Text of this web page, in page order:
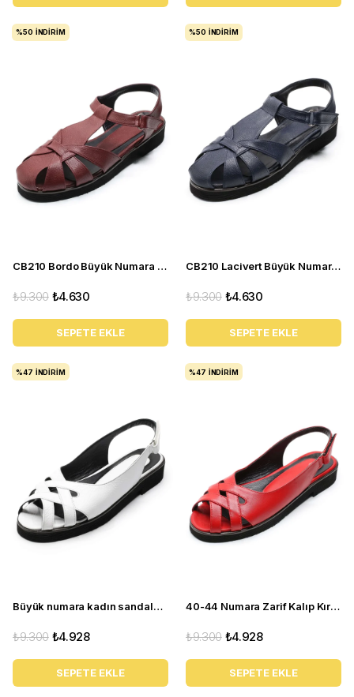
CB210 Bordo Büyük Numara yazlık kadın babet sandalet ayakkabı
₺4.630
₺9.300
SEPETE EKLE
%50 İNDIRIM
CB210 Lacivert Büyük Numara yazlık kadın babet sandalet ayakkabı
₺4.630
₺9.300
SEPETE EKLE
%50 İNDIRIM
Büyük numara kadın sandalet babet ayakkabı AS110 beyaz
₺4.928
₺9.300
SEPETE EKLE
%47 İNDIRIM
40-44 Numara Zarif Kalıp Kırmızı Yazlık Kadın Babet Sandalet AS110
₺4.928
₺9.300
SEPETE EKLE
%47 İNDIRIM